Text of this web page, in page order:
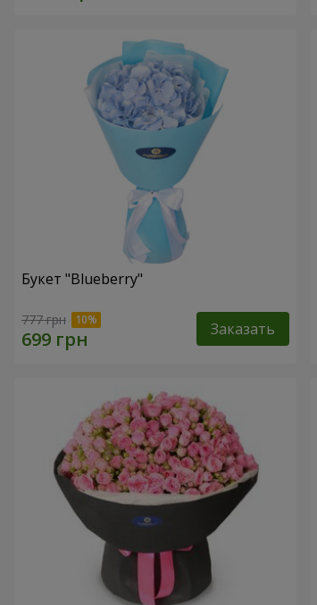
Букет "Blueberry"
777 грн Заказать